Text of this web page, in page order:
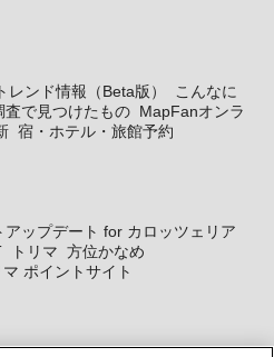
レンド情報（Beta版）
こんなに
査で見つけたもの MapFanオンラ
宿・ホテル・旅館予約
アップデート for カロッツェリア
トリマ 方位かなめ
マ ポイントサイト